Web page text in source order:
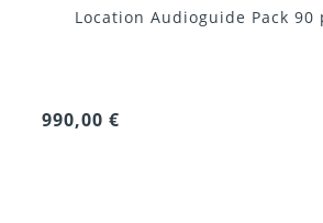
Location Audioguide Pack 90
990,00 €